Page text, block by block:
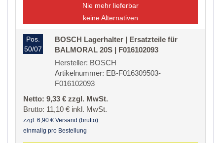
Nie mehr lieferbar
keine Alternativen
Pos.
50/07
BOSCH Lagerhalter | Ersatzteile für
BALMORAL 20S | F016102093
Hersteller: BOSCH
Artikelnummer: EB-F016309503-
F016102093
Netto: 9,33 € zzgl. MwSt.
Brutto: 11,10 € inkl. MwSt.
zzgl. 6,90 € Versand (brutto)
einmalig pro Bestellung